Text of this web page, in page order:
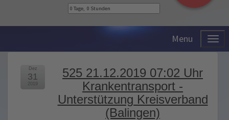
Menu
525 21.12.2019 07:02 Uhr
Krankentransport -
Unterstützung Kreisverband
(Balingen)
Dez
31
2019